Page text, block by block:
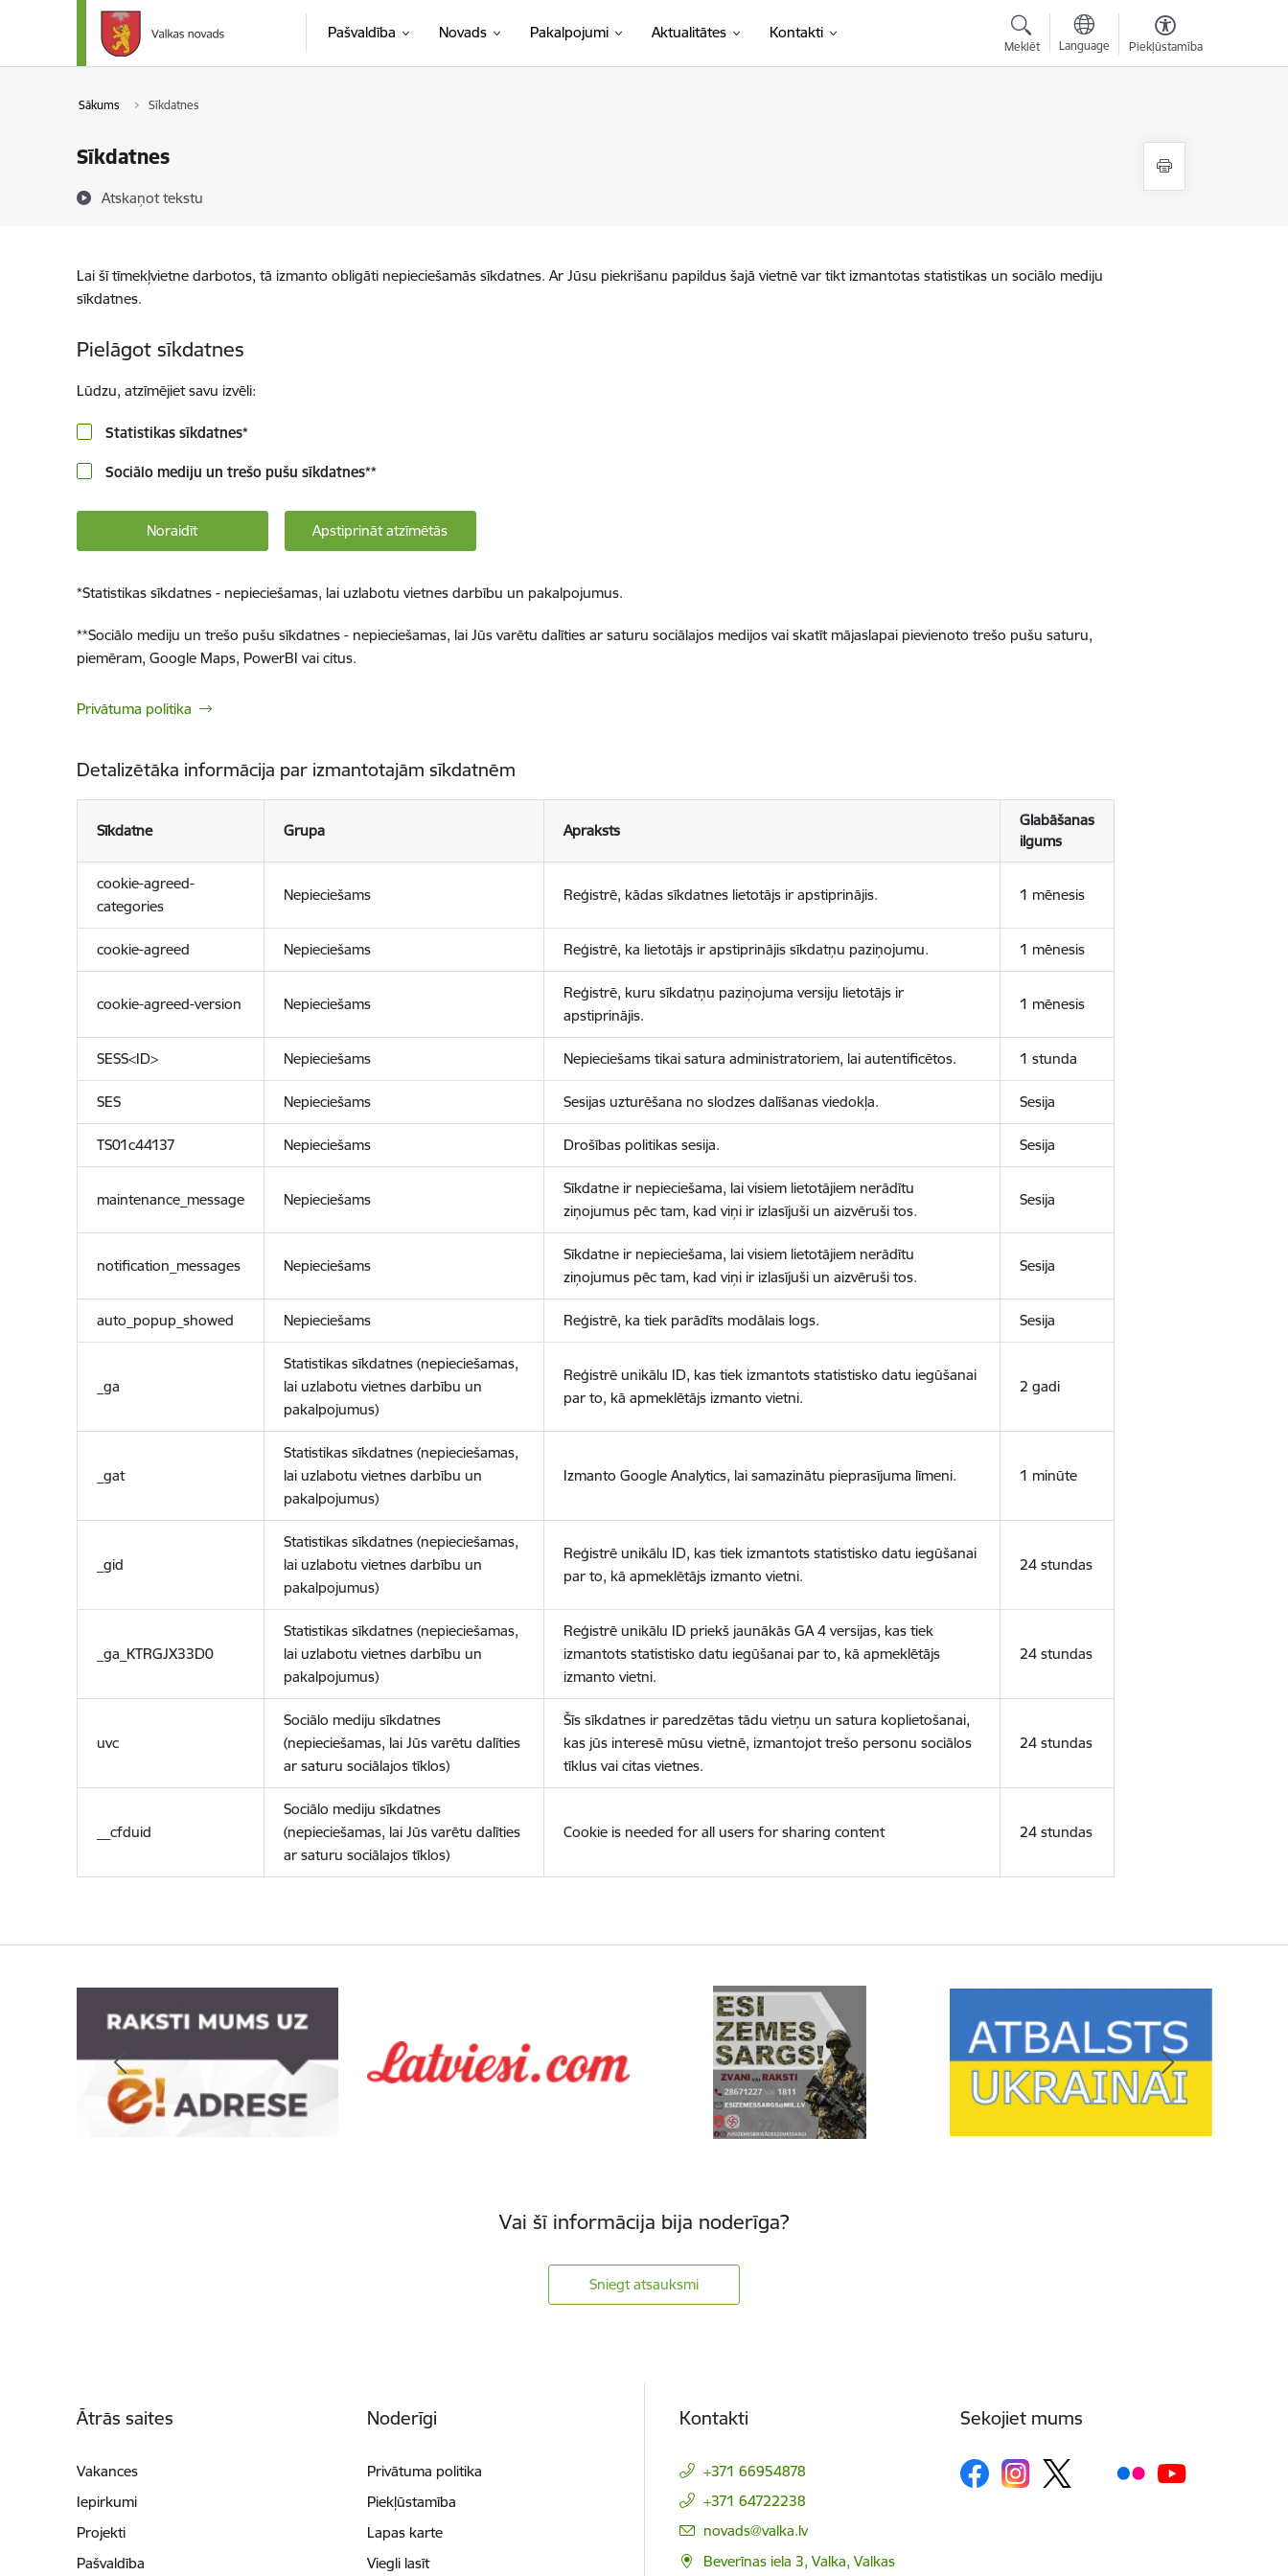
Pāriet uz lapas saturu
Pašvaldība Novads Pakalpojumi Aktualitātes Kontakti
Meklēt Language Piekļūstamība
Sākums Sīkdatnes
Sīkdatnes
Atskaņot tekstu
Lai šī tīmekļvietne darbotos, tā izmanto obligāti nepieciešamās sīkdatnes. Ar Jūsu piekrišanu papildus šajā vietnē var tikt izmantotas statistikas un sociālo mediju
sīkdatnes.
Pielāgot sīkdatnes
Lūdzu, atzīmējiet savu izvēli:
Statistikas sīkdatnes*
Sociālo mediju un trešo pušu sīkdatnes**
Noraidīt Apstiprināt atzīmētās
*Statistikas sīkdatnes - nepieciešamas, lai uzlabotu vietnes darbību un pakalpojumus.
**Sociālo mediju un trešo pušu sīkdatnes - nepieciešamas, lai Jūs varētu dalīties ar saturu sociālajos medijos vai skatīt mājaslapai pievienoto trešo pušu saturu,
piemēram, Google Maps, PowerBI vai citus.
Privātuma politika
Detalizētāka informācija par izmantotajām sīkdatnēm
Sīkdatne Grupa Apraksts
Glabāšanas
ilgums
cookie-agreed-
categories
Nepieciešams Reģistrē, kādas sīkdatnes lietotājs ir apstiprinājis. 1 mēnesis
cookie-agreed Nepieciešams Reģistrē, ka lietotājs ir apstiprinājis sīkdatņu paziņojumu. 1 mēnesis
cookie-agreed-version Nepieciešams
Reģistrē, kuru sīkdatņu paziņojuma versiju lietotājs ir
apstiprinājis.
1 mēnesis
SESS<ID> Nepieciešams Nepieciešams tikai satura administratoriem, lai autentificētos. 1 stunda
SES Nepieciešams Sesijas uzturēšana no slodzes dalīšanas viedokļa. Sesija
TS01c44137 Nepieciešams Drošības politikas sesija. Sesija
maintenance_message Nepieciešams
Sīkdatne ir nepieciešama, lai visiem lietotājiem nerādītu
ziņojumus pēc tam, kad viņi ir izlasījuši un aizvēruši tos.
Sesija
notification_messages Nepieciešams
Sīkdatne ir nepieciešama, lai visiem lietotājiem nerādītu
ziņojumus pēc tam, kad viņi ir izlasījuši un aizvēruši tos.
Sesija
auto_popup_showed Nepieciešams Reģistrē, ka tiek parādīts modālais logs. Sesija
_ga
Statistikas sīkdatnes (nepieciešamas,
lai uzlabotu vietnes darbību un
pakalpojumus)
Reģistrē unikālu ID, kas tiek izmantots statistisko datu iegūšanai
par to, kā apmeklētājs izmanto vietni.
2 gadi
_gat
Statistikas sīkdatnes (nepieciešamas,
lai uzlabotu vietnes darbību un
pakalpojumus)
Izmanto Google Analytics, lai samazinātu pieprasījuma līmeni. 1 minūte
_gid
Statistikas sīkdatnes (nepieciešamas,
lai uzlabotu vietnes darbību un
pakalpojumus)
Reģistrē unikālu ID, kas tiek izmantots statistisko datu iegūšanai
par to, kā apmeklētājs izmanto vietni.
24 stundas
_ga_KTRGJX33D0
Statistikas sīkdatnes (nepieciešamas,
lai uzlabotu vietnes darbību un
pakalpojumus)
Reģistrē unikālu ID priekš jaunākās GA 4 versijas, kas tiek
izmantots statistisko datu iegūšanai par to, kā apmeklētājs
izmanto vietni.
24 stundas
uvc
Sociālo mediju sīkdatnes
(nepieciešamas, lai Jūs varētu dalīties
ar saturu sociālajos tīklos)
Šīs sīkdatnes ir paredzētas tādu vietņu un satura koplietošanai,
kas jūs interesē mūsu vietnē, izmantojot trešo personu sociālos
tīklus vai citas vietnes.
24 stundas
__cfduid
Sociālo mediju sīkdatnes
(nepieciešamas, lai Jūs varētu dalīties
ar saturu sociālajos tīklos)
Cookie is needed for all users for sharing content 24 stundas
Vai šī informācija bija noderīga?
Sniegt atsauksmi
Ātrās saites
Vakances
Iepirkumi
Projekti
Pašvaldība
Noderīgi
Privātuma politika
Piekļūstamība
Lapas karte
Viegli lasīt
Kontakti
+371 66954878
+371 64722238
E-pasts:
novads@valka.lv
Beverīnas iela 3, Valka, Valkas
Sekojiet mums